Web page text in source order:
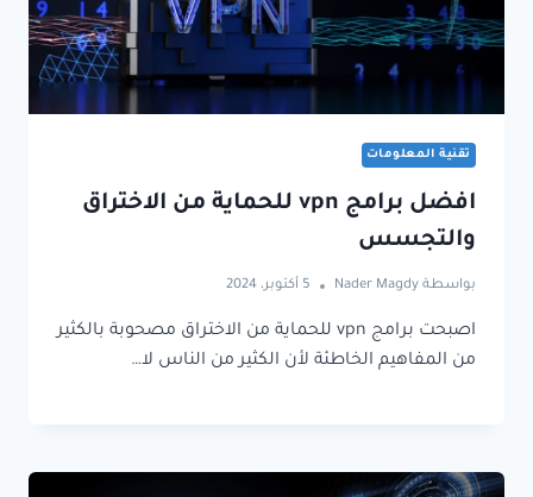
تقنية المعلومات
افضل برامج vpn للحماية من الاختراق
والتجسس
بواسطة Nader Magdy 5 أكتوبر، 2024
اصبحت برامج vpn للحماية من الاختراق مصحوبة بالكثير
من المفاهيم الخاطئة لأن الكثير من الناس لا…